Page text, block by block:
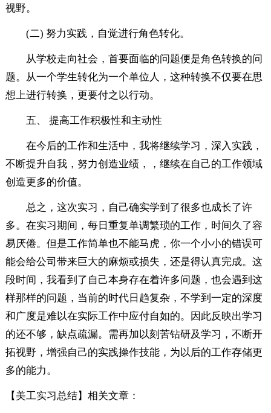
视野。
(二) 努力实践，自觉进行角色转化。
从学校走向社会，首要面临的问题便是角色转换的问
题。从一个学生转化为一个单位人，这种转换不仅要在思
想上进行转换，更要付之以行动。
五、 提高工作积极性和主动性
在今后的工作和生活中，我将继续学习，深入实践，
不断提升自我，努力创造业绩，，继续在自己的工作领域
创造更多的价值。
总之，这次实习，自己确实学到了很多也成长了许
多。在实习期间，每日重复单调繁琐的工作，时间久了容
易厌倦。但是工作简单也不能马虎，你一个小小的错误可
能会给公司带来巨大的麻烦或损失，还是得认真完成。这
段时间，我看到了自己本身存在着许多问题，也会遇到这
样那样的问题，当前的时代日趋复杂，不学到一定的深度
和广度是难以在实际工作中应付自如的。因此反映出学习
的还不够，缺点疏漏。需再加以刻苦钻研及学习，不断开
拓视野，增强自己的实践操作技能，为以后的工作存储更
多的能力。
【美工实习总结】相关文章：